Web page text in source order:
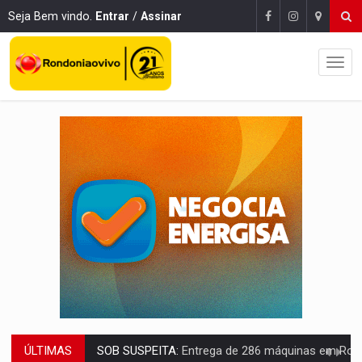
Seja Bem vindo. Entrar / Assinar
ÚLTIMAS SOB SUSPEITA: Entrega de 286 máquinas em Rondônia coincide com